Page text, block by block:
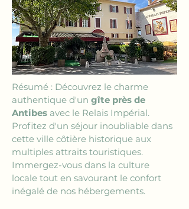
Résumé : Découvrez le charme
authentique d'un gîte près de
Antibes avec le Relais Impérial.
Profitez d'un séjour inoubliable dans
cette ville côtière historique aux
multiples attraits touristiques.
Immergez-vous dans la culture
locale tout en savourant le confort
inégalé de nos hébergements.